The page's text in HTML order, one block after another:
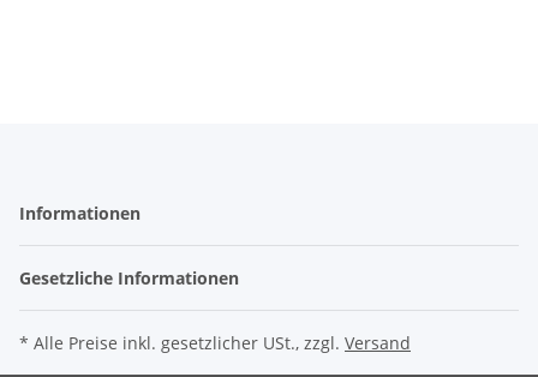
Informationen
Gesetzliche Informationen
* Alle Preise inkl. gesetzlicher USt., zzgl. Versand